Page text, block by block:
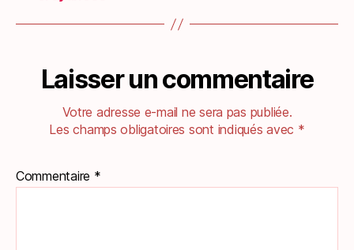
Laisser un commentaire
Votre adresse e-mail ne sera pas publiée.
Les champs obligatoires sont indiqués avec *
Commentaire *